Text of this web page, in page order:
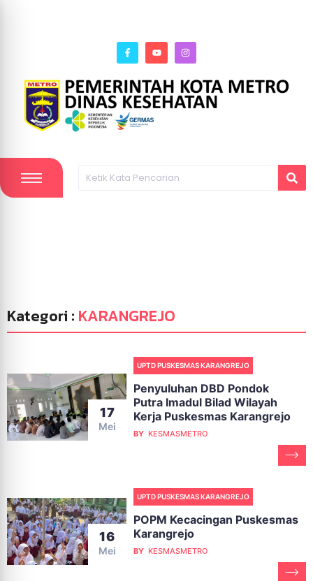
Kategori : KARANGREJO
17
Mei
UPTD PUSKESMAS KARANGREJO
Penyuluhan DBD Pondok
Putra Imadul Bilad Wilayah
Kerja Puskesmas Karangrejo
BY KESMASMETRO
16
Mei
UPTD PUSKESMAS KARANGREJO
POPM Kecacingan Puskesmas
Karangrejo
BY KESMASMETRO